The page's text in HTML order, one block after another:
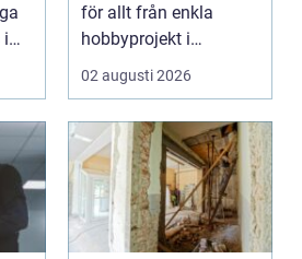
i
för allt från enkla
hobbyprojekt i
verkstaden till k...
02 augusti 2026